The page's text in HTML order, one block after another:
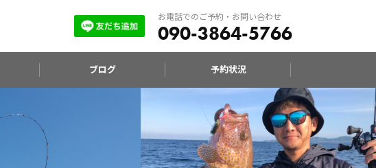
お電話でのご予約・お問い合わせ
090-3864-5766
ブログ 予約状況